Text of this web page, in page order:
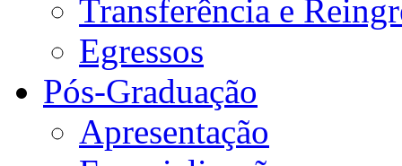
Transferência e
Egressos
Pós-Graduação
Apresentação